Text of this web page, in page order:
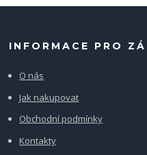
INFORMACE PRO
O nás
Jak nakupovat
Obchodní podmínky
Kontakty